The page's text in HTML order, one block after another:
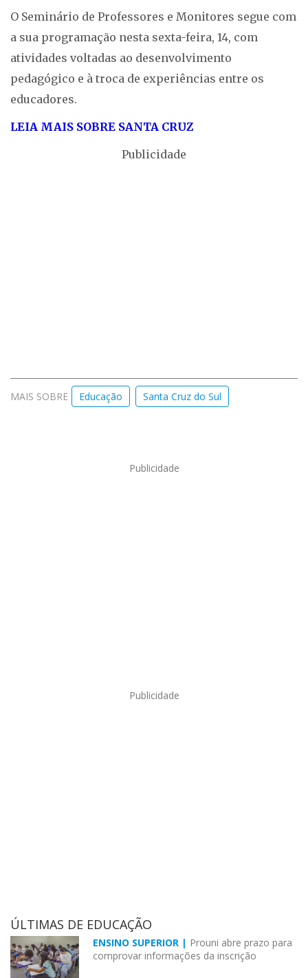
O Seminário de Professores e Monitores segue com
a sua programação nesta sexta-feira, 14, com
atividades voltadas ao desenvolvimento
pedagógico e à troca de experiências entre os
educadores.
LEIA MAIS SOBRE SANTA CRUZ
Publicidade
MAIS SOBRE Educação Santa Cruz do Sul
Publicidade
Publicidade
ÚLTIMAS DE EDUCAÇÃO
ENSINO SUPERIOR | Prouni abre prazo para
comprovar informações da inscrição